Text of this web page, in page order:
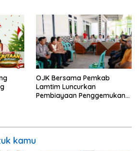
bagi masyarakat
OJK Bersama Pemkab
Lamtim Luncurkan
Pembiayaan Penggemukan
kamu